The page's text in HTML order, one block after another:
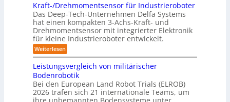
a
x
s
n
a
h
e
A
u
f
2
0
2
6
n
g
S
y
s
e
m
m
p
a
t
e
s
3
D
-
Kraft-/Drehmomentsensor für Industrieroboter
Das Deep-Tech-Unternehmen Delfa Systems
hat einen kompakten 3-Achs-Kraft- und
Drehmomentsensor mit integrierter Elektronik
für kleine Industrieroboter entwickelt.
Weiterlesen:
K
a
f
t
-
/
Leistungsvergleich von militärischer
Bodenrobotik
Bei den European Land Robot Trials (ELROB)
2026 trafen sich 21 internationale Teams, um